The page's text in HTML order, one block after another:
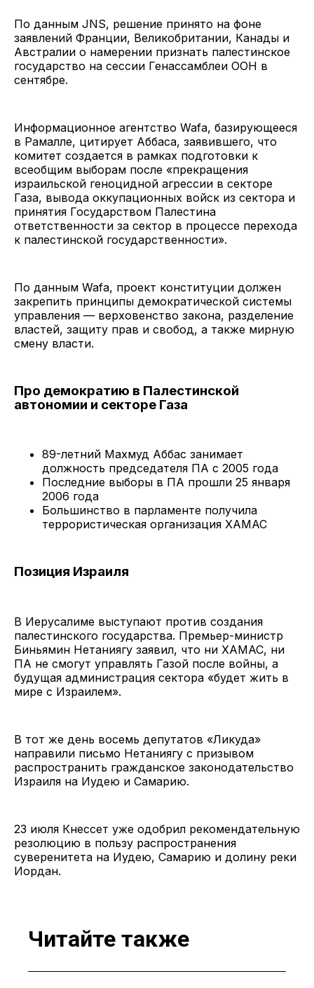
По данным JNS, решение принято на фоне
заявлений Франции, Великобритании, Канады и
Австралии о намерении признать палестинское
государство на сессии Генассамблеи ООН в
сентябре.
Информационное агентство Wafa, базирующееся
в Рамалле, цитирует Аббаса, заявившего, что
комитет создается в рамках подготовки к
всеобщим выборам после «прекращения
израильской геноцидной агрессии в секторе
Газа, вывода оккупационных войск из сектора и
принятия Государством Палестина
ответственности за сектор в процессе перехода
к палестинской государственности».
По данным Wafa, проект конституции должен
закрепить принципы демократической системы
управления — верховенство закона, разделение
властей, защиту прав и свобод, а также мирную
смену власти.
Про демократию в Палестинской
автономии и секторе Газа
89-летний Махмуд Аббас занимает
должность председателя ПА с 2005 года
Последние выборы в ПА прошли 25 января
2006 года
Большинство в парламенте получила
террористическая организация ХАМАС
Позиция Израиля
В Иерусалиме выступают против создания
палестинского государства. Премьер-министр
Биньямин Нетаниягу заявил, что ни ХАМАС, ни
ПА не смогут управлять Газой после войны, а
будущая администрация сектора «будет жить в
мире с Израилем».
В тот же день восемь депутатов «Ликуда»
направили письмо Нетаниягу с призывом
распространить гражданское законодательство
Израиля на Иудею и Самарию.
23 июля Кнессет уже одобрил рекомендательную
резолюцию в пользу распространения
суверенитета на Иудею, Самарию и долину реки
Иордан.
Читайте также